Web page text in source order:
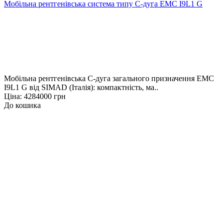
Мобільна рентгенівська система типу С-дуга EMC I9L1 G
Мобільна рентгенівська С-дуга загального призначення EMC
I9L1 G від SIMAD (Італія): компактність, ма..
Ціна: 4284000 грн
До кошика